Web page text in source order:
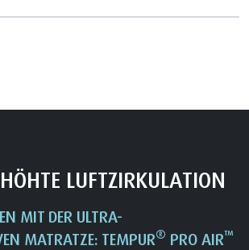
LUFTZIRKULATION
MIT DER ULTRA-
MATRATZE: TEMPUR® PRO AIR™